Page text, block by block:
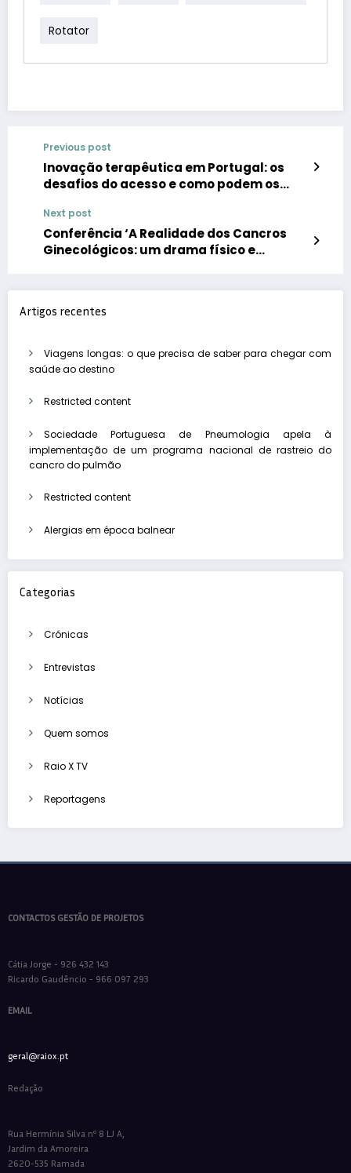
Rotator
Previous post
Inovação terapêutica em Portugal: os
desafios do acesso e como podem os
avaliação de novos medicamentos
Next post
Conferência ‘A Realidade dos Cancros
Ginecológicos: um drama físico e
Artigos recentes
Viagens longas: o que precisa de saber para chegar com
saúde ao destino
Restricted content
Sociedade Portuguesa de Pneumologia apela à
implementação de um programa nacional de rastreio do
cancro do pulmão
Restricted content
Alergias em época balnear
Categorias
Crónicas
Entrevistas
Notícias
Quem somos
Raio X TV
Reportagens
CONTACTOS GESTÃO DE PROJETOS
Cátia Jorge - 926 432 143
Ricardo Gaudêncio - 966 097 293
EMAIL
geral@raiox.pt
Redação
Rua Hermínia Silva nº 8 LJ A,
Jardim da Amoreira
2620-535 Ramada